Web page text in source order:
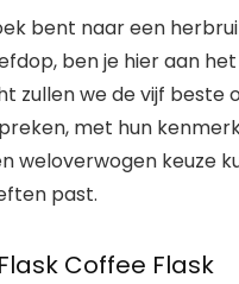
bent naar een
ben je hier aan
zullen we de vijf beste
met hun
weloverwogen keuze
past.
Coffee Flask